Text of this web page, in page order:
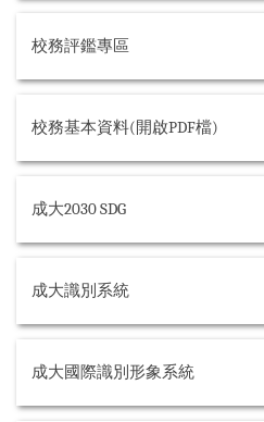
成大新聞
成大校刊
校內分機號碼
行事曆
交通資訊
校務評鑑專區
校務基本資料(開啟PDF檔)
成大2030 SDG
成大識別系統
成大國際識別形象系統